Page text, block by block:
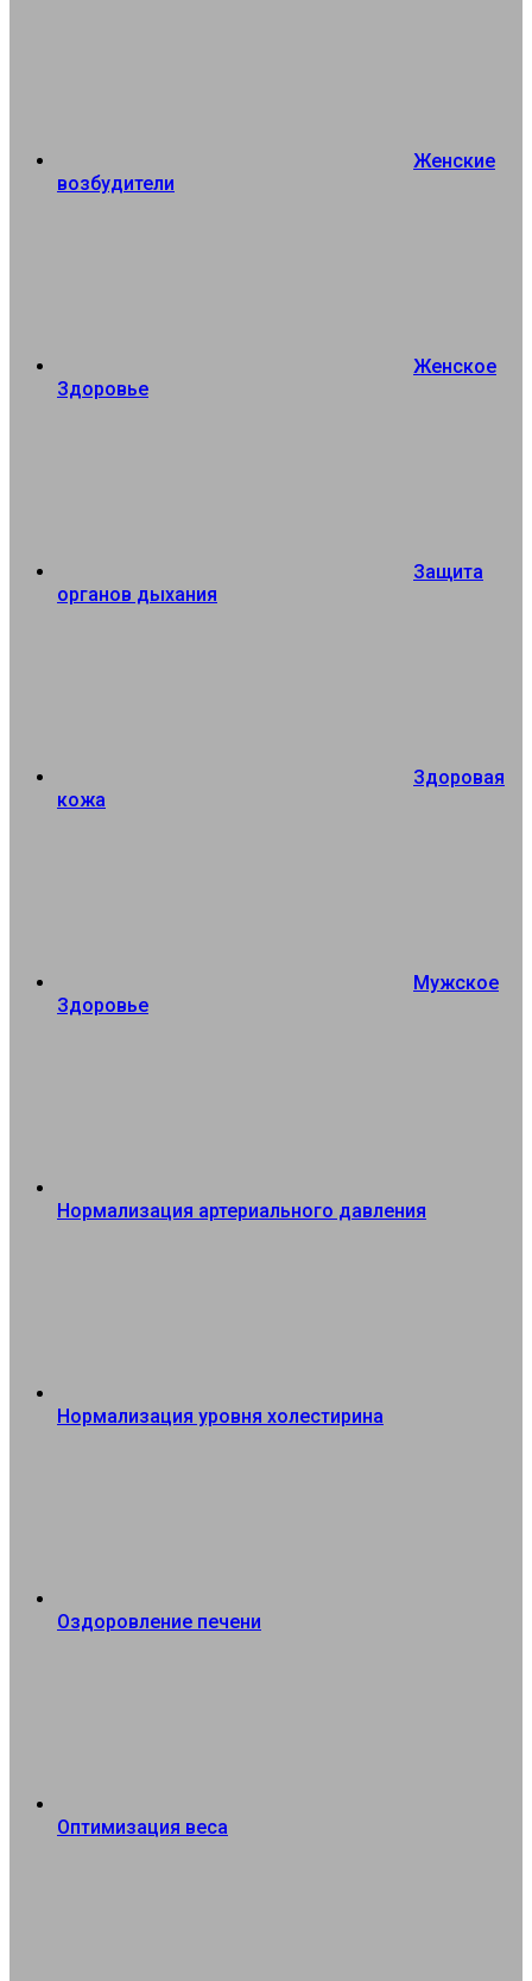
Женские
возбудители
Женское
Здоровье
Защита
органов дыхания
Здоровая
кожа
Мужское
Здоровье
Нормализация артериального давления
Нормализация уровня холестирина
Оздоровление печени
Оптимизация веса